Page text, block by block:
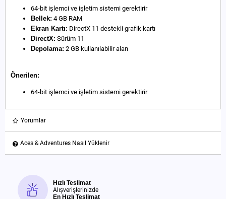
64-bit işlemci ve işletim sistemi gerektirir
Bellek: 4 GB RAM
Ekran Kartı: DirectX 11 destekli grafik kartı
DirectX: Sürüm 11
Depolama: 2 GB kullanılabilir alan
Önerilen:
64-bit işlemci ve işletim sistemi gerektirir
Yorumlar
Aces & Adventures Nasıl Yüklenir
Hızlı Teslimat
Alışverişlerinizde
En Hızlı Teslimat